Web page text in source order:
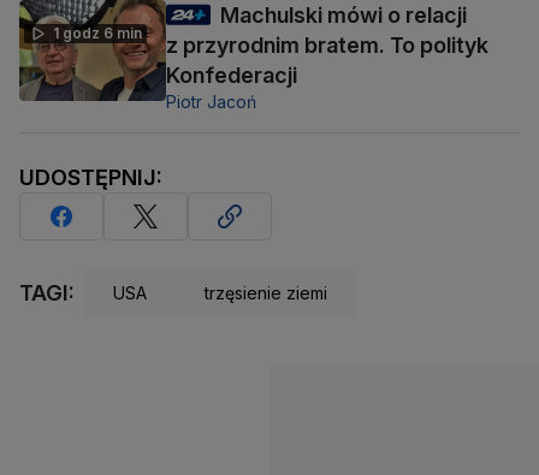
1 godz 6 min
Machulski mówi o relacji
z przyrodnim bratem. To polityk
Konfederacji
Piotr Jacoń
UDOSTĘPNIJ:
TAGI: USA trzęsienie ziemi